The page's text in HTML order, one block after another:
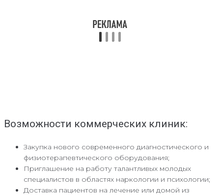
Возможности коммерческих клиник:
Закупка нового современного диагностического и
физиотерапевтического оборудования;
Приглашение на работу талантливых молодых
специалистов в областях наркологии и психологии;
Доставка пациентов на лечение или домой из